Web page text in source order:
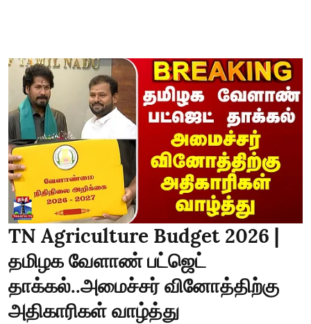
TN Agriculture Budget 2026 |
தமிழக வேளாண் பட்ஜெட்
தாக்கல்..அமைச்சர் வினோத்திற்கு
அதிகாரிகள் வாழ்த்து